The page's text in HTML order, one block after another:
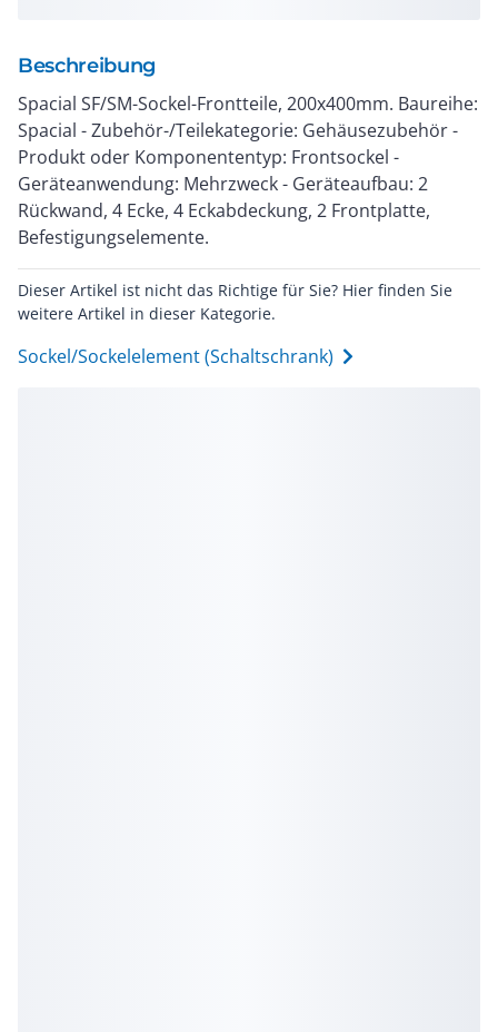
Beschreibung
Spacial SF/SM-Sockel-Frontteile, 200x400mm. Baureihe:
Spacial - Zubehör-/Teilekategorie: Gehäusezubehör -
Produkt oder Komponententyp: Frontsockel -
Geräteanwendung: Mehrzweck - Geräteaufbau: 2
Rückwand, 4 Ecke, 4 Eckabdeckung, 2 Frontplatte,
Befestigungselemente.
Dieser Artikel ist nicht das Richtige für Sie? Hier finden Sie
weitere Artikel in dieser Kategorie.
Sockel/Sockelelement (Schaltschrank)